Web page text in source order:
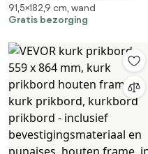
Whiteboard, Whiteboard 1829 x
915 cm, Wandgemonteerd Wit
Frame, met Pennenbakje,
Wisser en 2 Pennen,
Magnetisch Bord Wit
91,5×182,9 cm, wand
Gratis bezorging